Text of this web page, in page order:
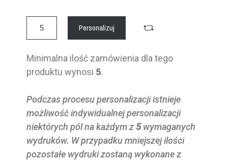
Personalizuj
Minimalna ilość zamówienia dla tego
produktu wynosi 5.
Podczas procesu personalizacji istnieje
możliwość indywidualnej personalizacji
niektórych pól na każdym z 5wymaganych
wydruków. W przypadku mniejszej ilości
pozostałe wydruki zostaną wykonane z